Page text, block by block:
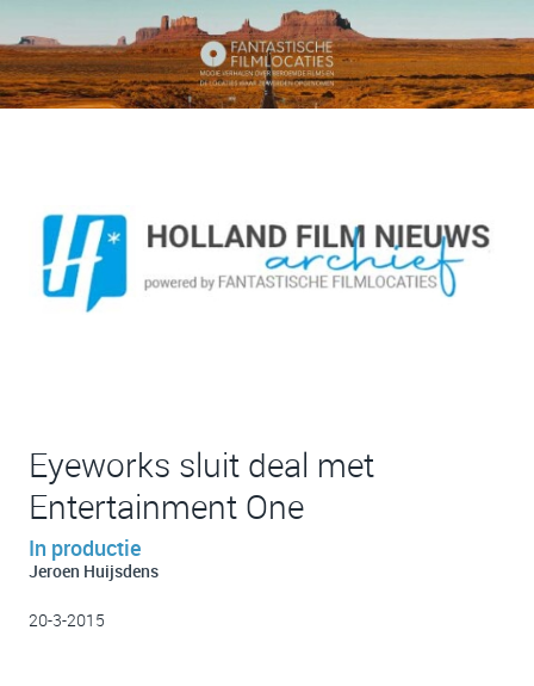
Eyeworks sluit deal met
Entertainment One
In productie
Jeroen Huijsdens
20-3-2015